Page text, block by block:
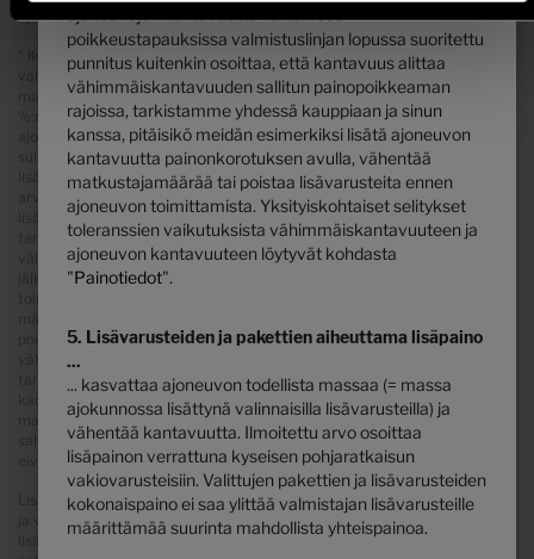
ajantasaiset hinnat aina jälleenmyyjältämme.
* Ilmoitettu massa ajokunnossa on tyyppihyväksyntämenettelyssä
vahvistettu oletusarvo. Valmistustoleranssien takia todellinen punnittu
massa ajokunnossa voi poiketa edellä ilmoitetusta arvosta. Enintään ± 5
%:n poikkeamat ovat laillisesti sallittuja ja mahdollisia massa
ajokunnossa -tilassa. Sallittu vaihteluväli kilogrammoina on ilmoitettu
suluissa arvon massa ajokunnossa jälkeen. Valmistajan määrittelemä
lisävarusteiden massa on kullekin tyypille ja pohjaratkaisulle laskettu
arvo, jota Hymer käyttää määritellessään tehtaalla asennettujen
lisävarusteiden enimmäispainon. Lisävarusteiden rajoittamisen
tarkoituksena on varmistaa, että pohjaratkaisulle asetettu
vähimmäiskantavuus eli laissa säädetty vapaa massa matkatavaroille ja
jälkiasennetuille lisävarusteille on todella käytettävissä Hymerin
poikkeustapauksissa osoittaa, että todellinen kantavuus alittaa
tarkistamme ajoneuvoa toimitettaessa yhdessä teidän ja loppuasiakkaan
kanssa, pitäisikö ajoneuvoon tilata painonkorotus, vähentää
matkustajamäärää tai poistaa lisävarusteita. Ajoneuvon suurin teknisesti
sallittu kokonaismassa ja suurin teknisesti sallittu akselin kokonaismassa
eivät saa ylittyä.
Lisävarusteiden asentaminen tehtaalla lisää ajoneuvon todellista massaa
ja vähentää kantavuutta. Pakettien ja lisävarusteiden osalta ilmoitettu
lisäpaino osoittaa lisäpainon verrattuna kyseisen malliin tai
ajoneuvojen kantavuutta varten. Jos
poikkeustapauksissa valmistuslinjan lopussa suoritettu
punnitus kuitenkin osoittaa, että kantavuus alittaa
vähimmäiskantavuuden sallitun painopoikkeaman
rajoissa, tarkistamme yhdessä kauppiaan ja sinun
kanssa, pitäisikö meidän esimerkiksi lisätä ajoneuvon
kantavuutta painonkorotuksen avulla, vähentää
matkustajamäärää tai poistaa lisävarusteita ennen
ajoneuvon toimittamista. Yksityiskohtaiset selitykset
toleranssien vaikutuksista vähimmäiskantavuuteen ja
ajoneuvon kantavuuteen löytyvät kohdasta
"Painotiedot".
5. Lisävarusteiden ja pakettien aiheuttama lisäpaino
...
... kasvattaa ajoneuvon todellista massaa (= massa
ajokunnossa lisättynä valinnaisilla lisävarusteilla) ja
vähentää kantavuutta. Ilmoitettu arvo osoittaa
lisäpainon verrattuna kyseisen pohjaratkaisun
vakiovarusteisiin. Valittujen pakettien ja lisävarusteiden
kokonaispaino ei saa ylittää valmistajan lisävarusteille
määrittämää suurinta mahdollista yhteispainoa.